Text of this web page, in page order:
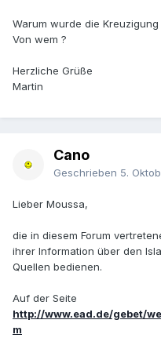
Warum wurde die
Von wem ?
Herzliche Grüße
Martin
Cano
Geschrieben 5.
Lieber Moussa,
die in diesem Forum
ihrer Information über den
Quellen bedienen.
Auf der Seite
http://www.ead.de/gebet/
m